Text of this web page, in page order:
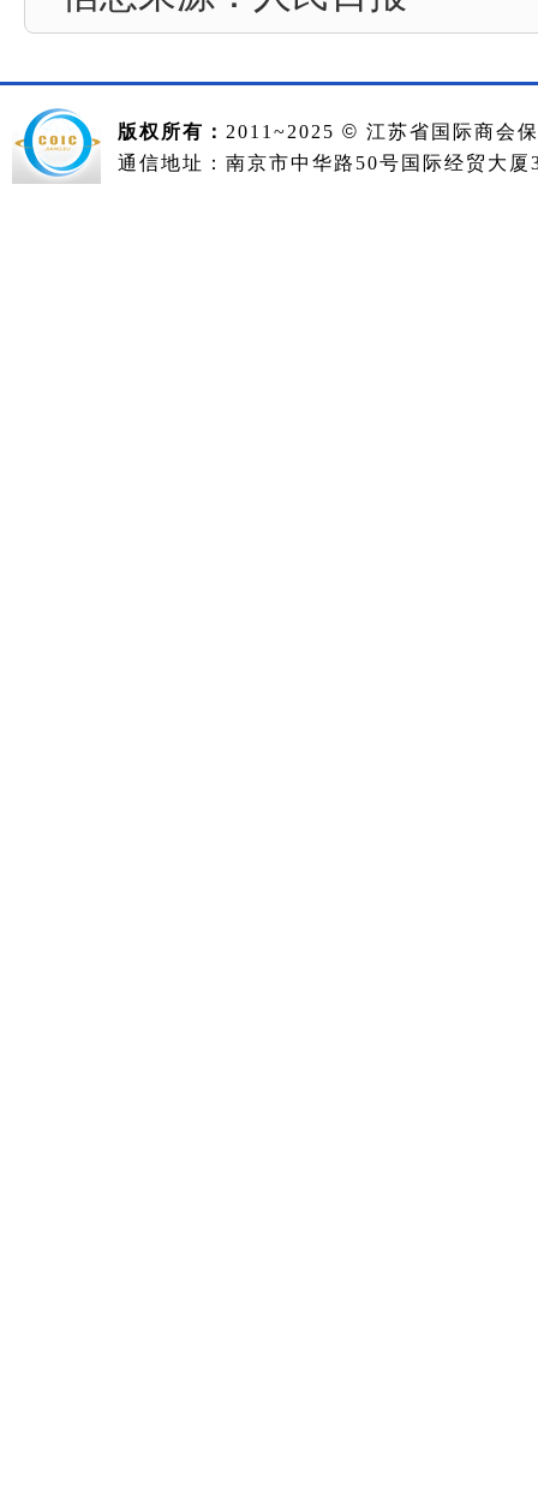
版权所有： 2011~2025 © 江苏省国际商会
通信地址：南京市中华路50号国际经贸大